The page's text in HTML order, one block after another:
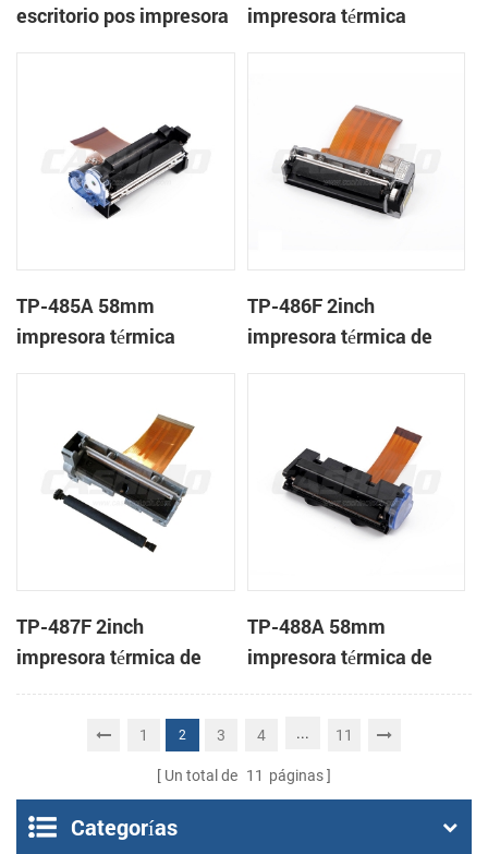
escritorio pos impresora
impresora térmica
TP-485A 58mm
impresora térmica
TP-486F 2inch
impresora térmica de
TP-487F 2inch
impresora térmica de
cabeza
TP-488A 58mm
impresora térmica de
cabeza
1 2 3 4 ... 11
Un total de 11 páginas
Categorías